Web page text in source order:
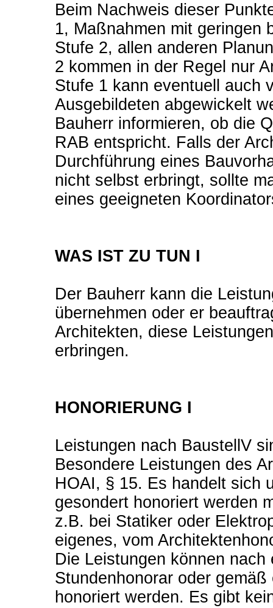
Beim Nachweis dieser
1, Maßnahmen mit geringen
Stufe 2, allen anderen
2 kommen in der Regel nur
Stufe 1 kann eventuell auch
Ausgebildeten abgewickelt
Bauherr informieren, ob die
RAB entspricht. Falls der
Durchführung eines
nicht selbst erbringt, sollte
eines geeigneten
WAS IST ZU TUN I
Der Bauherr kann die
übernehmen oder er
Architekten, diese
erbringen.
HONORIERUNG I
Leistungen nach BaustellV
Besondere Leistungen des
HOAI, § 15. Es handelt sich
gesondert honoriert werden
z.B. bei Statiker oder
eigenes, vom
Die Leistungen können
Stundenhonorar oder
honoriert werden. Es gibt